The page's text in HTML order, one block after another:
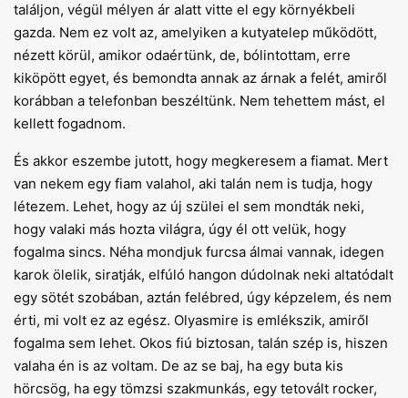
találjon, végül mélyen ár alatt vitte el egy környékbeli
gazda. Nem ez volt az, amelyiken a kutyatelep működött,
nézett körül, amikor odaértünk, de, bólintottam, erre
kiköpött egyet, és bemondta annak az árnak a felét, amiről
korábban a telefonban beszéltünk. Nem tehettem mást, el
kellett fogadnom.
És akkor eszembe jutott, hogy megkeresem a fiamat. Mert
van nekem egy fiam valahol, aki talán nem is tudja, hogy
létezem. Lehet, hogy az új szülei el sem mondták neki,
hogy valaki más hozta világra, úgy él ott velük, hogy
fogalma sincs. Néha mondjuk furcsa álmai vannak, idegen
karok ölelik, siratják, elfúló hangon dúdolnak neki altatódalt
egy sötét szobában, aztán felébred, úgy képzelem, és nem
érti, mi volt ez az egész. Olyasmire is emlékszik, amiről
fogalma sem lehet. Okos fiú biztosan, talán szép is, hiszen
valaha én is az voltam. De az se baj, ha egy buta kis
hörcsög, ha egy tömzsi szakmunkás, egy tetovált rocker,